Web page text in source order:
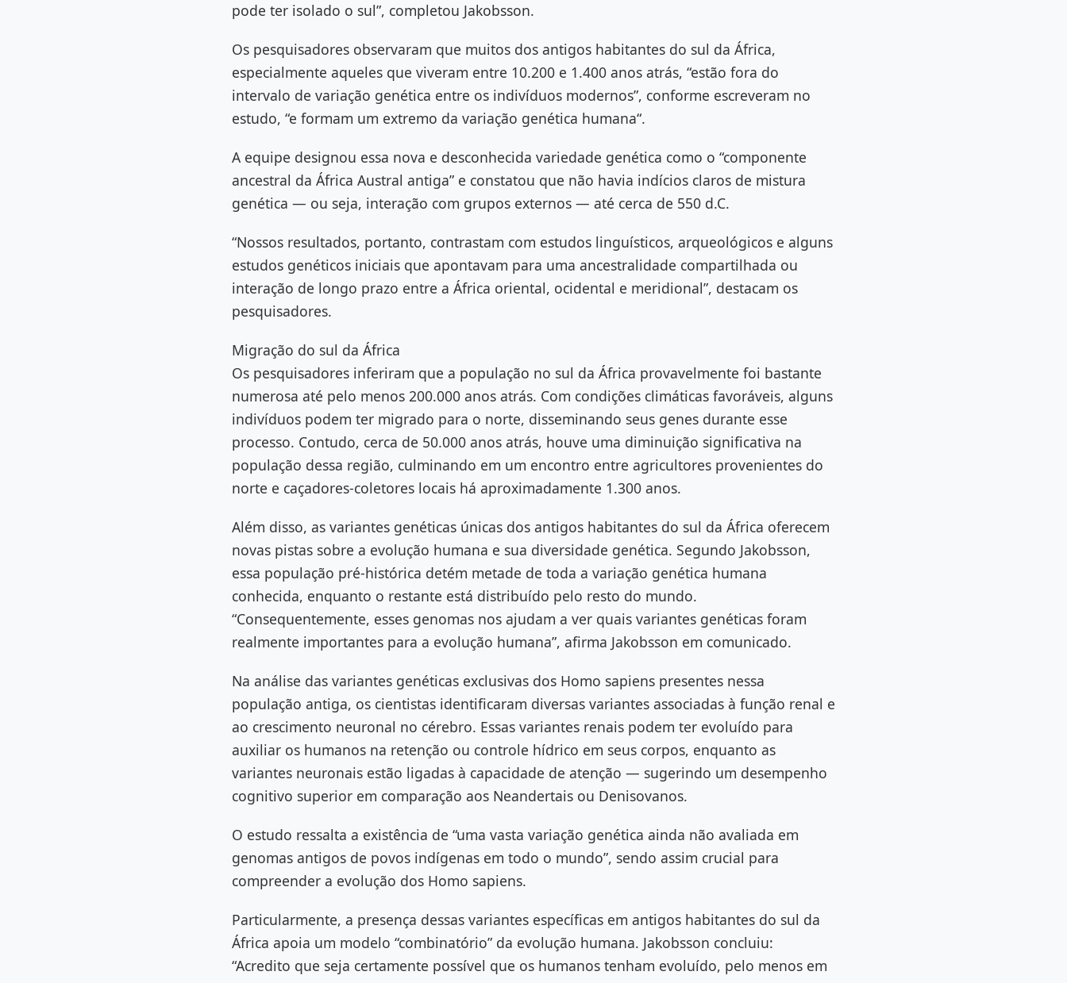
pode ter isolado o sul”, completou Jakobsson.
Os pesquisadores observaram que muitos dos antigos habitantes do sul da África,
especialmente aqueles que viveram entre 10.200 e 1.400 anos atrás, “estão fora do
intervalo de variação genética entre os indivíduos modernos”, conforme escreveram no
estudo, “e formam um extremo da variação genética humana“.
A equipe designou essa nova e desconhecida variedade genética como o “componente
ancestral da África Austral antiga” e constatou que não havia indícios claros de mistura
genética — ou seja, interação com grupos externos — até cerca de 550 d.C.
“Nossos resultados, portanto, contrastam com estudos linguísticos, arqueológicos e alguns
estudos genéticos iniciais que apontavam para uma ancestralidade compartilhada ou
interação de longo prazo entre a África oriental, ocidental e meridional”, destacam os
pesquisadores.
Migração do sul da África
Os pesquisadores inferiram que a população no sul da África provavelmente foi bastante
numerosa até pelo menos 200.000 anos atrás. Com condições climáticas favoráveis, alguns
indivíduos podem ter migrado para o norte, disseminando seus genes durante esse
processo. Contudo, cerca de 50.000 anos atrás, houve uma diminuição significativa na
população dessa região, culminando em um encontro entre agricultores provenientes do
norte e caçadores-coletores locais há aproximadamente 1.300 anos.
Além disso, as variantes genéticas únicas dos antigos habitantes do sul da África oferecem
novas pistas sobre a evolução humana e sua diversidade genética. Segundo Jakobsson,
essa população pré-histórica detém metade de toda a variação genética humana
conhecida, enquanto o restante está distribuído pelo resto do mundo.
“Consequentemente, esses genomas nos ajudam a ver quais variantes genéticas foram
realmente importantes para a evolução humana”, afirma Jakobsson em comunicado.
Na análise das variantes genéticas exclusivas dos Homo sapiens presentes nessa
população antiga, os cientistas identificaram diversas variantes associadas à função renal e
ao crescimento neuronal no cérebro. Essas variantes renais podem ter evoluído para
auxiliar os humanos na retenção ou controle hídrico em seus corpos, enquanto as
variantes neuronais estão ligadas à capacidade de atenção — sugerindo um desempenho
cognitivo superior em comparação aos Neandertais ou Denisovanos.
O estudo ressalta a existência de “uma vasta variação genética ainda não avaliada em
genomas antigos de povos indígenas em todo o mundo”, sendo assim crucial para
compreender a evolução dos Homo sapiens.
Particularmente, a presença dessas variantes específicas em antigos habitantes do sul da
África apoia um modelo “combinatório” da evolução humana. Jakobsson concluiu:
“Acredito que seja certamente possível que os humanos tenham evoluído, pelo menos em